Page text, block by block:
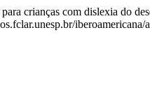
crianças com dislexia do